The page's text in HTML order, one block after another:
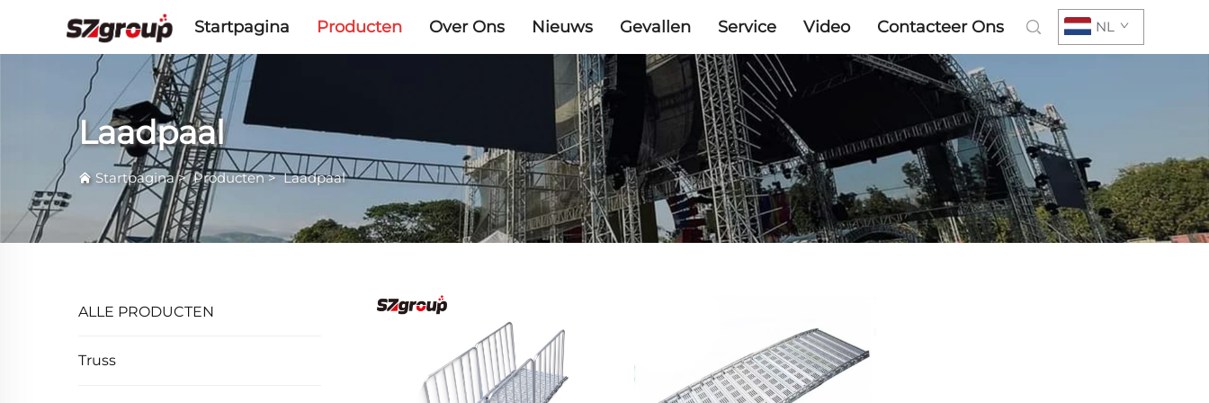
Startpagina Producten Over Ons Nieuws Gevallen Service Video Contacteer Ons NL
Laadpaal
Startpagina>Producten>Laadpaal
ALLE PRODUCTEN
Truss